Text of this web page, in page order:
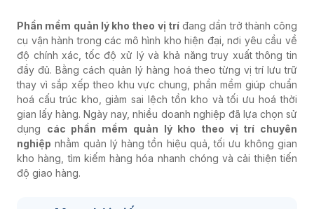
Phần mềm quản lý kho theo vị tríđang dần trở thành công
cụ vận hành trong các mô hình kho hiện đại, nơi yêu cầu về
độ chính xác, tốc độ xử lý và khả năng truy xuất thông tin
đầy đủ. Bằng cách quản lý hàng hoá theo từng vị trí lưu trữ
thay vì sắp xếp theo khu vực chung, phần mềm giúp chuẩn
hoá cấu trúc kho, giảm sai lệch tồn kho và tối ưu hoá thời
gian lấy hàng.Ngày nay, nhiều doanh nghiệp đã lựa chọn sử
dụng các phần mềm quản lý kho theo vị trí chuyên
nghiệp nhằm quản lý hàng tồn hiệu quả, tối ưu không gian
kho hàng, tìm kiếm hàng hóa nhanh chóng và cải thiện tiến
độ giao hàng.